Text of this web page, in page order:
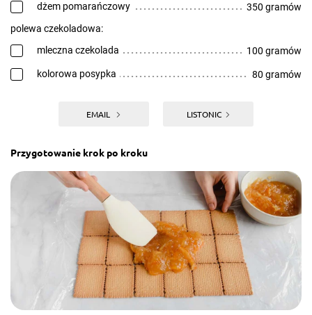
dżem pomarańczowy
350 gramów
polewa czekoladowa:
mleczna czekolada
100 gramów
kolorowa posypka 80 gramów
EMAIL LISTONIC
Przygotowanie krok po kroku